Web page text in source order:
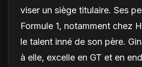
viser un siège titulaire. Ses
Formule 1, notamment chez
le talent inné de son père.
à elle, excelle en GT et en